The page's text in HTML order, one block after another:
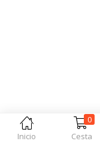
Inicio
0
Cesta